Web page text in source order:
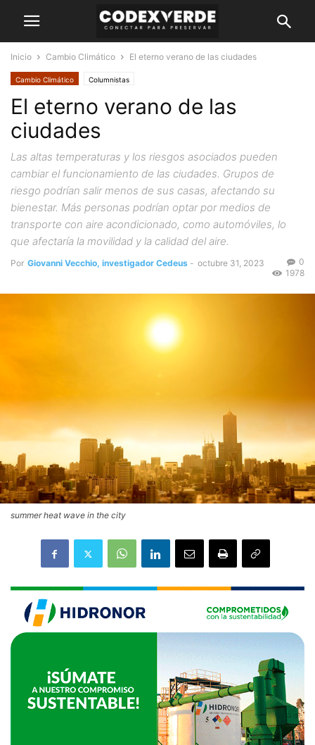
Inicio Cambio Climático El eterno verano de las ciudades
Cambio Climático Columnistas
El eterno verano de las
ciudades
Las altas temperaturas y los riesgos asociados pueden
cambiar el funcionamiento de las ciudades. Grupos de
riesgo podrían salir menos de sus casas, afectando su
bienestar. Más personas podrían optar por medios de
transporte con aire acondicionado, como automóviles, lo
que afectaría la movilidad y la calidad del aire.
Por Giovanni Vecchio, investigador Cedeus - octubre 31, 2023
0
1978
summer heat wave in the city